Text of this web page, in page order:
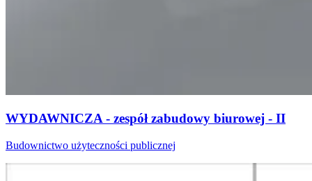
WYDAWNICZA - zespół zabudowy biurowej - II
Budownictwo użyteczności publicznej